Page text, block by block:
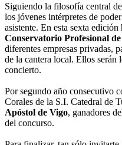
Siguiendo la filosofía central
los jóvenes intérpretes de
asistente. En esta sexta
Conservatorio Profesional
diferentes empresas privadas,
de la cantera local. Ellos serán
concierto.
Por segundo año consecutivo
Corales de la S.I. Catedral de
Apóstol de Vigo, ganadores
del concurso.